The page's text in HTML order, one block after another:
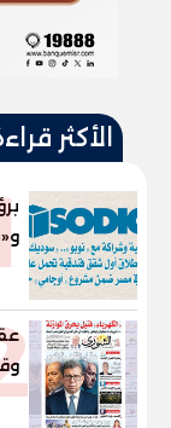
الأكثر